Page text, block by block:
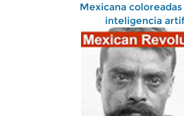
Mexicana
inteligencia